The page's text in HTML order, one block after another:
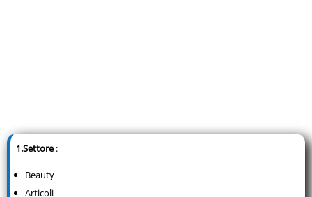
1.Settore:
Beauty
Articoli